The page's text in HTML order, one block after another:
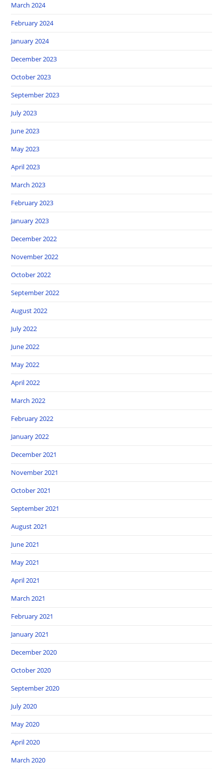
March 2024
February 2024
January 2024
December 2023
October 2023
September 2023
July 2023
June 2023
May 2023
April 2023
March 2023
February 2023
January 2023
December 2022
November 2022
October 2022
September 2022
August 2022
July 2022
June 2022
May 2022
April 2022
March 2022
February 2022
January 2022
December 2021
November 2021
October 2021
September 2021
August 2021
June 2021
May 2021
April 2021
March 2021
February 2021
January 2021
December 2020
October 2020
September 2020
July 2020
May 2020
April 2020
March 2020